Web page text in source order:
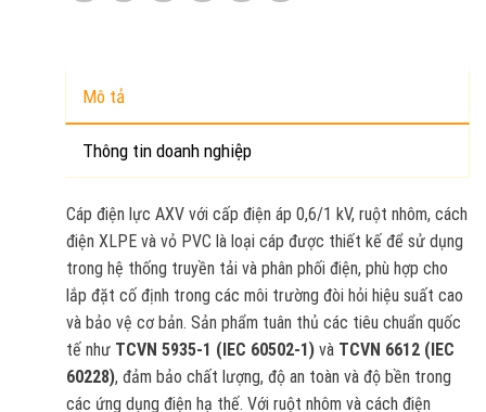
Mô tả
Thông tin doanh nghiệp
Cáp điện lực AXV với cấp điện áp 0,6/1 kV, ruột nhôm, cách
điện XLPE và vỏ PVC là loại cáp được thiết kế để sử dụng
trong hệ thống truyền tải và phân phối điện, phù hợp cho
lắp đặt cố định trong các môi trường đòi hỏi hiệu suất cao
và bảo vệ cơ bản. Sản phẩm tuân thủ các tiêu chuẩn quốc
tế như TCVN 5935-1 (IEC 60502-1)và TCVN 6612 (IEC
60228), đảm bảo chất lượng, độ an toàn và độ bền trong
các ứng dụng điện hạ thế. Với ruột nhôm và cách điện